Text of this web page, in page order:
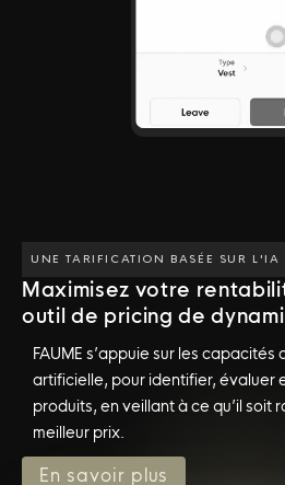
UNE TARIFICATION BASÉE SUR L'IA
Maximisez votre
outil de pricing de
FAUME s’appuie sur les capacités
artificielle, pour identifier, évaluer
produits, en veillant à ce qu’il soit
meilleur prix.
En savoir plus